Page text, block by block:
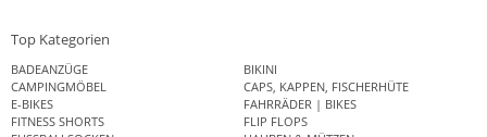
Top Kategorien
BADEANZÜGE
BIKINI
CAMPINGMÖBEL
CAPS, KAPPEN, FISCHERHÜTE
E-BIKES
FAHRRÄDER | BIKES
FITNESS SHORTS
FLIP FLOPS